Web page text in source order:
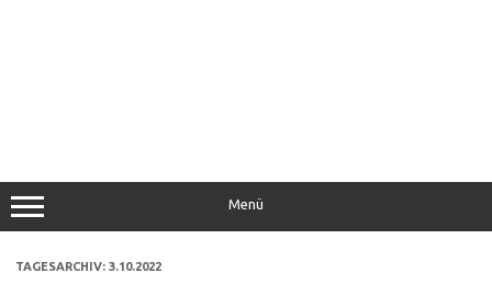
Menü
TAGESARCHIV: 3.10.2022